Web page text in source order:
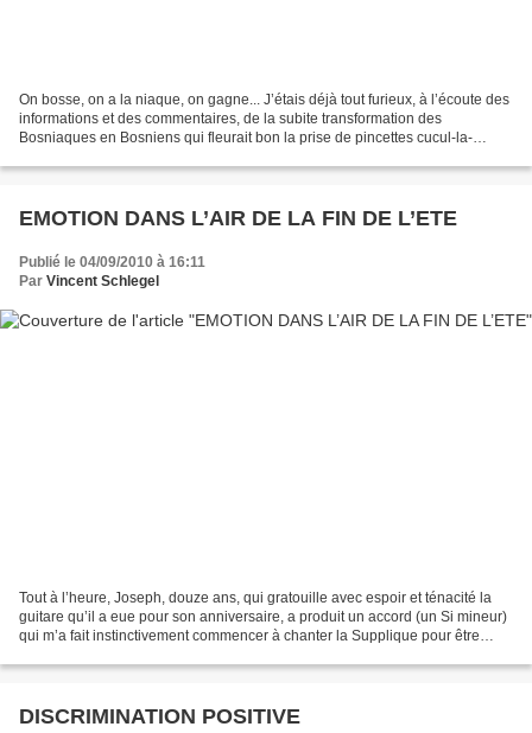
On bosse, on a la niaque, on gagne... J’étais déjà tout furieux, à l’écoute des
informations et des commentaires, de la subite transformation des
Bosniaques en Bosniens qui fleurait bon la prise de pincettes cucul-la-
EMOTION DANS L’AIR DE LA FIN DE L’ETE
Publié le 04/09/2010 à 16:11
Par Vincent Schlegel
Tout à l’heure, Joseph, douze ans, qui gratouille avec espoir et ténacité la
guitare qu’il a eue pour son anniversaire, a produit un accord (un Si mineur)
qui m’a fait instinctivement commencer à chanter la Supplique pour être
DISCRIMINATION POSITIVE